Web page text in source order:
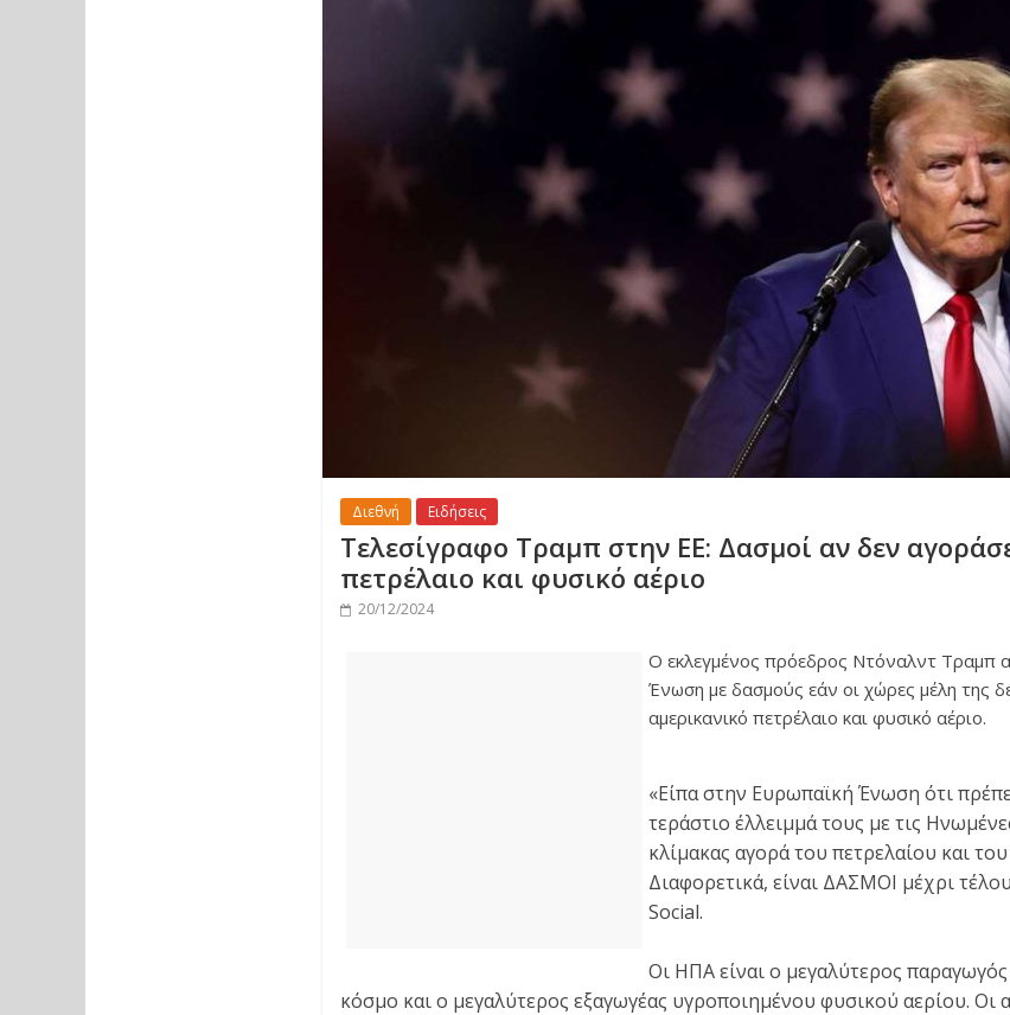
Διεθνή Ειδήσεις
Tελεσίγραφο Τραμπ στην ΕΕ: Δασμοί αν δεν
πετρέλαιο και φυσικό αέριο
20/12/2024
Ο εκλεγμένος πρόεδρος Ντόναλντ Τραμπ
Ένωση με δασμούς εάν οι χώρες μέλη της
αμερικανικό πετρέλαιο και φυσικό αέριο.
«Είπα στην Ευρωπαϊκή Ένωση ότι
τεράστιο έλλειμμά τους με τις
κλίμακας αγορά του πετρελαίου και
Διαφορετικά, είναι ΔΑΣΜΟΙ μέχρι
Social.
Οι ΗΠΑ είναι ο μεγαλύτερος
κόσμο και ο μεγαλύτερος εξαγωγέας υγροποιημένου φυσικού αερίου. Οι